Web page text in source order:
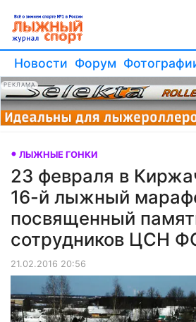
Новости Форум
РЕКЛАМА
ЛЫЖНЫЕ ГОНКИ
23 февраля в
16-й лыжный
посвященный
сотрудников ЦСН
21.02.2016 20:56